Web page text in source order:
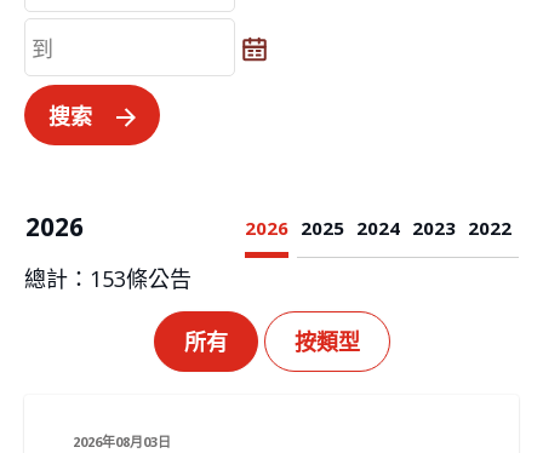
從
到
到
搜索
2026 2026 2025 2024 2023 2022
總計： 153條公告
所有 按類型
2026年08月03日